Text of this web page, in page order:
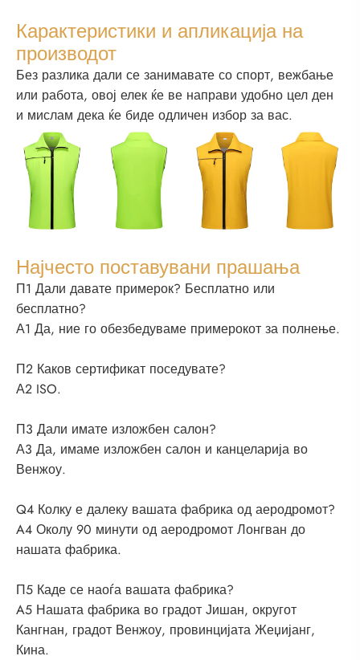
Карактеристики и апликација на
производот
Без разлика дали се занимавате со спорт, вежбање
или работа, овој елек ќе ве направи удобно цел ден
и мислам дека ќе биде одличен избор за вас.
Најчесто поставувани прашања
П1 Дали давате примерок? Бесплатно или
бесплатно?
А1 Да, ние го обезбедуваме примерокот за полнење.
П2 Каков сертификат поседувате?
А2 ISO.
П3 Дали имате изложбен салон?
А3 Да, имаме изложбен салон и канцеларија во
Венжоу.
Q4 Колку е далеку вашата фабрика од аеродромот?
A4 Околу 90 минути од аеродромот Лонгван до
нашата фабрика.
П5 Каде се наоѓа вашата фабрика?
A5 Нашата фабрика во градот Јишан, округот
Кангнан, градот Венжоу, провинцијата Жеџијанг,
Кина.